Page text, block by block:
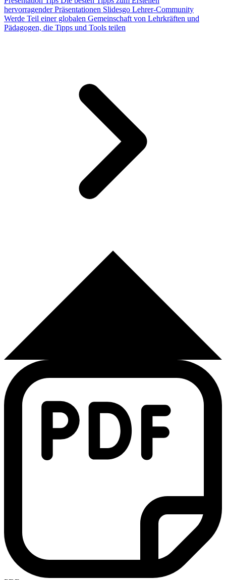
hervorragender Präsentationen Slidesgo Lehrer-Community
Werde Teil einer globalen Gemeinschaft von Lehrkräften und
Pädagogen, die Tipps und Tools teilen